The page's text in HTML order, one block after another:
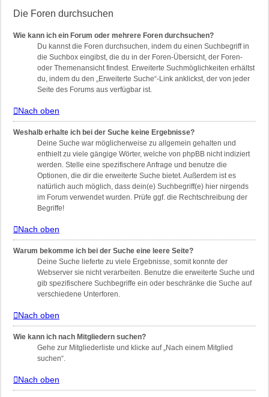
Die Foren durchsuchen
Wie kann ich ein Forum oder mehrere Foren durchsuchen?
Du kannst die Foren durchsuchen, indem du einen Suchbegriff in
die Suchbox eingibst, die du in der Foren-Übersicht, der Foren-
oder Themenansicht findest. Erweiterte Suchmöglichkeiten erhältst
du, indem du den „Erweiterte Suche“-Link anklickst, der von jeder
Seite des Forums aus verfügbar ist.
Nach oben
Weshalb erhalte ich bei der Suche keine Ergebnisse?
Deine Suche war möglicherweise zu allgemein gehalten und
enthielt zu viele gängige Wörter, welche von phpBB nicht indiziert
werden. Stelle eine spezifischere Anfrage und benutze die
Optionen, die dir die erweiterte Suche bietet. Außerdem ist es
natürlich auch möglich, dass dein(e) Suchbegriff(e) hier nirgends
im Forum verwendet wurden. Prüfe ggf. die Rechtschreibung der
Begriffe!
Nach oben
Warum bekomme ich bei der Suche eine leere Seite?
Deine Suche lieferte zu viele Ergebnisse, somit konnte der
Webserver sie nicht verarbeiten. Benutze die erweiterte Suche und
gib spezifischere Suchbegriffe ein oder beschränke die Suche auf
verschiedene Unterforen.
Nach oben
Wie kann ich nach Mitgliedern suchen?
Gehe zur Mitgliederliste und klicke auf „Nach einem Mitglied
suchen“.
Nach oben